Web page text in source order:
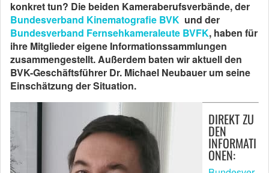
konkret tun? Die beiden Kameraberufsverbände, der
Bundesverband Kinematografie BVK und der
Bundesverband Fernsehkameraleute BVFK, haben für
ihre Mitglieder eigene Informationssammlungen
zusammengestellt. Außerdem baten wir aktuell den
BVK-Geschäftsführer Dr. Michael Neubauer um seine
Einschätzung der Situation.
DIREKT ZU
DEN
INFORMATI
ONEN: